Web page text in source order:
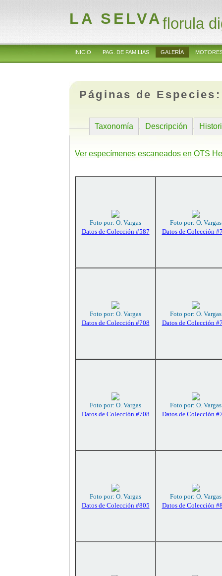
LA SELVAflorula
INICIO PAG. DE FAMILIAS GALERÍA
Páginas de
Taxonomía Descripción
Ver especímenes escaneados en OTS
Foto por: O. Vargas
Datos de Colección #587
Foto por: O. Vargas
Datos de Colección
Foto por: O. Vargas
Datos de Colección #708
Foto por: O. Vargas
Datos de Colección
Foto por: O. Vargas
Datos de Colección #708
Foto por: O. Vargas
Datos de Colección
Foto por: O. Vargas
Datos de Colección #805
Foto por: O. Vargas
Datos de Colección